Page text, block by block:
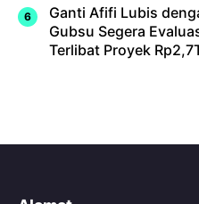
Ganti Afifi Lubis
Gubsu Segera
Terlibat Proyek